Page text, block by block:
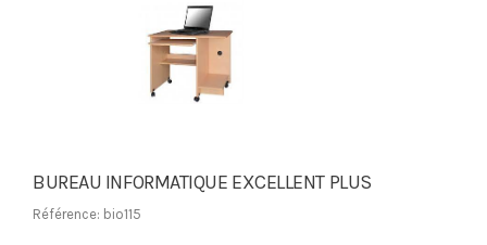
BUREAU INFORMATIQUE EXCELLENT PLUS
Référence: bio115